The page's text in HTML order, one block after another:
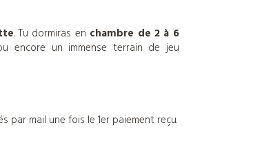
. Tu dormiras en chambre de 2 à 6
encore un immense terrain de jeu
par mail une fois le 1er paiement reçu.